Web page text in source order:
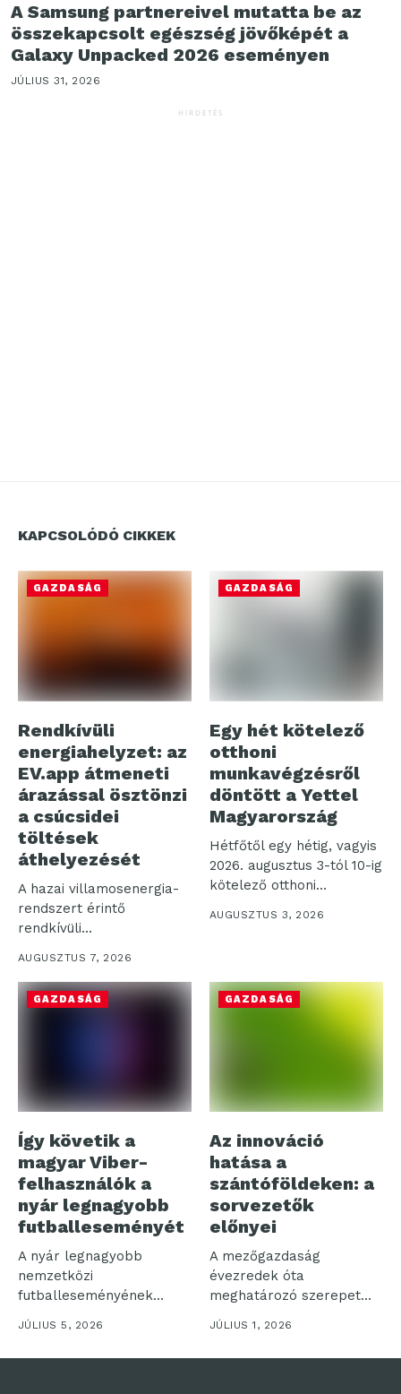
A Samsung partnereivel mutatta be az
összekapcsolt egészség jövőképét a
Galaxy Unpacked 2026 eseményen
JÚLIUS 31, 2026
HIRDETÉS
KAPCSOLÓDÓ CIKKEK
GAZDASÁG
Rendkívüli
energiahelyzet: az
EV.app átmeneti
árazással ösztönzi
a csúcsidei
töltések
áthelyezését
A hazai villamosenergia-
rendszert érintő
rendkívüli
reagálva az EV.analytica
átmeneti intézkedést
vezet...
AUGUSZTUS 7, 2026
GAZDASÁG
Egy hét kötelező
otthoni
munkavégzésről
döntött a Yettel
Magyarország
Hétfőtől egy hétig, vagyis
2026. augusztus 3-tól 10-ig
kötelező otthoni
AUGUSZTUS 3, 2026
GAZDASÁG
Így követik a
magyar Viber-
felhasználók a
nyár legnagyobb
futballeseményét
A nyár legnagyobb
nemzetközi
futballeseményének
kapcsán a Rakuten Viber
a hivatalos magyar...
JÚLIUS 5, 2026
GAZDASÁG
Az innováció
hatása a
szántóföldeken: a
sorvezetők
előnyei
A mezőgazdaság
évezredek óta
meghatározó szerepet
játszik az emberiség
történetében, és az...
JÚLIUS 1, 2026